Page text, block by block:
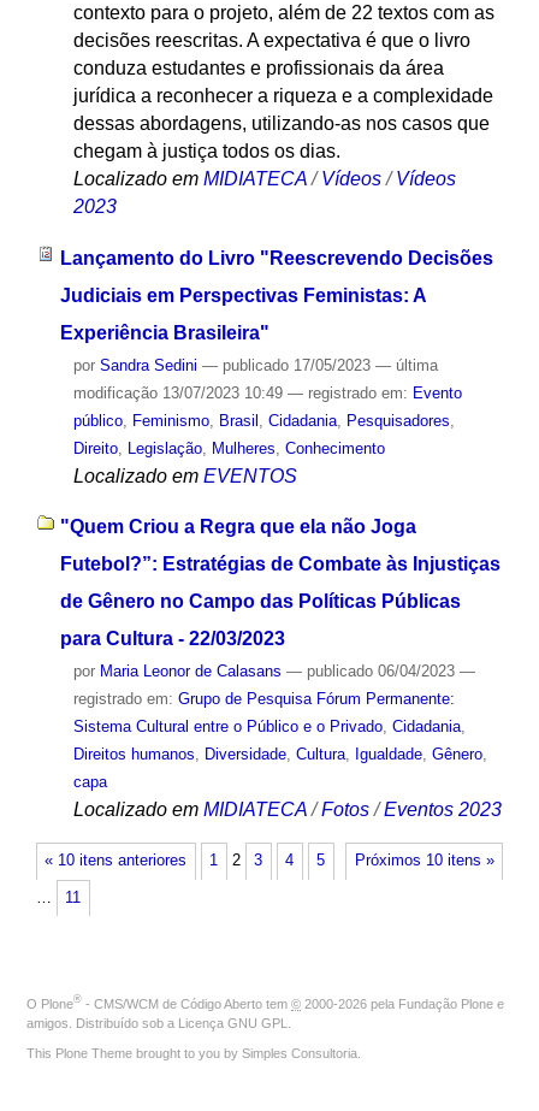
contexto para o projeto, além de 22 textos com as
decisões reescritas. A expectativa é que o livro
conduza estudantes e profissionais da área
jurídica a reconhecer a riqueza e a complexidade
dessas abordagens, utilizando-as nos casos que
chegam à justiça todos os dias.
Localizado em MIDIATECA /Vídeos /Vídeos
2023
Lançamento do Livro "Reescrevendo Decisões
Judiciais em Perspectivas Feministas: A
Experiência Brasileira"
por Sandra Sedini — publicado17/05/2023 — última
modificação13/07/2023 10:49 — registrado em: Evento
público, Feminismo, Brasil Cidadania, Pesquisadores
Direito, Legislação, Mulheres Conhecimento
Localizado em EVENTOS
"Quem Criou a Regra que ela não Joga
Futebol?”: Estratégias de Combate às Injustiças
de Gênero no Campo das Políticas Públicas
para Cultura - 22/03/2023
por Maria Leonor de Calasans — publicado06/04/2023 —
registrado em: Grupo de Pesquisa Fórum Permanente:
Sistema Cultural entre o Público e o Privado, Cidadania,
Direitos humanos, Diversidade, Cultura, Igualdade, Gênero,
capa
Localizado em MIDIATECA /Fotos /Eventos 2023
« 10 itens anteriores Próximos 10 itens »
1 2 3 4 5
… 11
O Plone® - CMS/WCM de Código Aberto tem © 2000-2026 pela Fundação Plone e
amigos. Distribuído sob a Licença GNU GPL
This Plone Theme brought to you by Simples Consultoria